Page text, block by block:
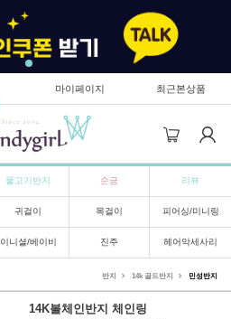
마이페이지 최근본상품
물고기반지 순금 리뷰
귀걸이 목걸이 피어싱/미니링
이니셜/베이비 진주 헤어악세사리
반지 14k 골드반지 민성반지
14K볼체인반지 체인링